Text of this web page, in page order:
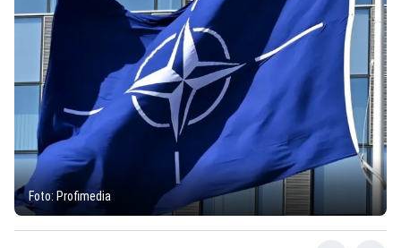
Foto: Profimedia